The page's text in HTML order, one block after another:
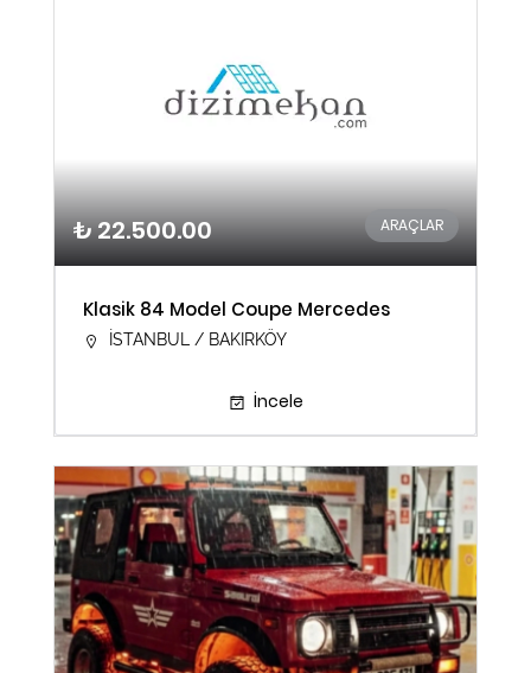
₺ 22.500.00 ARAÇLAR
Klasik 84 Model Coupe Mercedes
İSTANBUL / BAKIRKÖY
İncele